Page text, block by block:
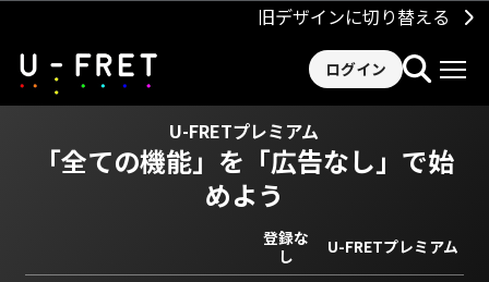
旧デザインに切り替える
ログイン
U-FRETプレミアム
「全ての機能」を 「広告なし」で始
めよう
登録な
し
U-FRETプレミアム